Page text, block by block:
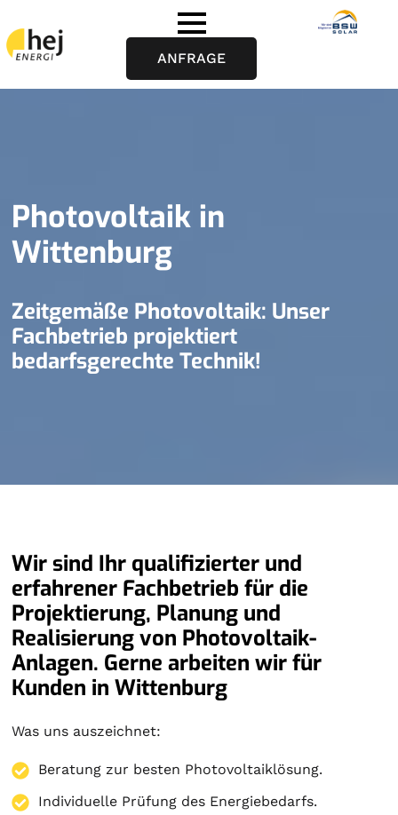
ANFRAGE
Photovoltaik in
Wittenburg
Zeitgemäße Photovoltaik: Unser
Fachbetrieb projektiert
bedarfsgerechte Technik!
Wir sind Ihr qualifizierter und
erfahrener Fachbetrieb für die
Projektierung, Planung und
Realisierung von Photovoltaik-
Anlagen. Gerne arbeiten wir für
Kunden in Wittenburg
Was uns auszeichnet:
Beratung zur besten Photovoltaiklösung.
Individuelle Prüfung des Energiebedarfs.